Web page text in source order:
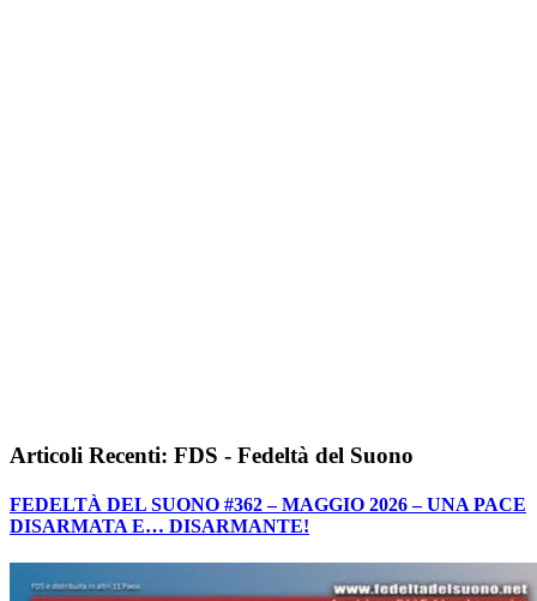
Articoli Recenti: FDS - Fedeltà del Suono
FEDELTÀ DEL SUONO #362 – MAGGIO 2026 – UNA PACE
DISARMATA E… DISARMANTE!